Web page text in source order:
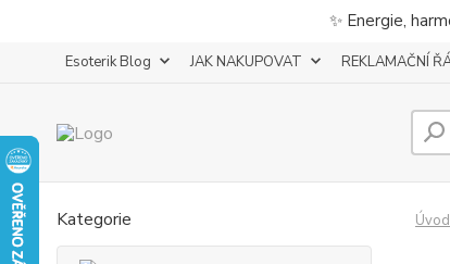
✨ Energie,
Esoterik Blog JAK NAKUPOVAT REKLAMAČNÍ
Kategorie Úvod